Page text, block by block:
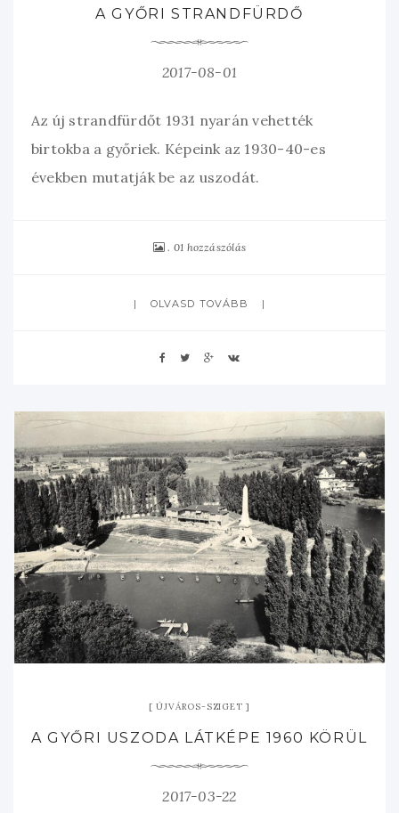
A GYŐRI STRANDFÜRDŐ
2017-08-01
Az új strandfürdőt 1931 nyarán vehették
birtokba a győriek. Képeink az 1930-40-es
években mutatják be az uszodát.
01 hozzászólás
OLVASD TOVÁBB
ÚJVÁROS-SZIGET
A GYŐRI USZODA LÁTKÉPE 1960 KÖRÜL
2017-03-22